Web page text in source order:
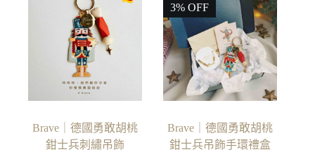
Brave｜德國勇敢胡桃
鉗士兵刺繡吊飾
3% OFF
Brave｜德國勇敢胡桃
鉗士兵吊飾手環禮盒